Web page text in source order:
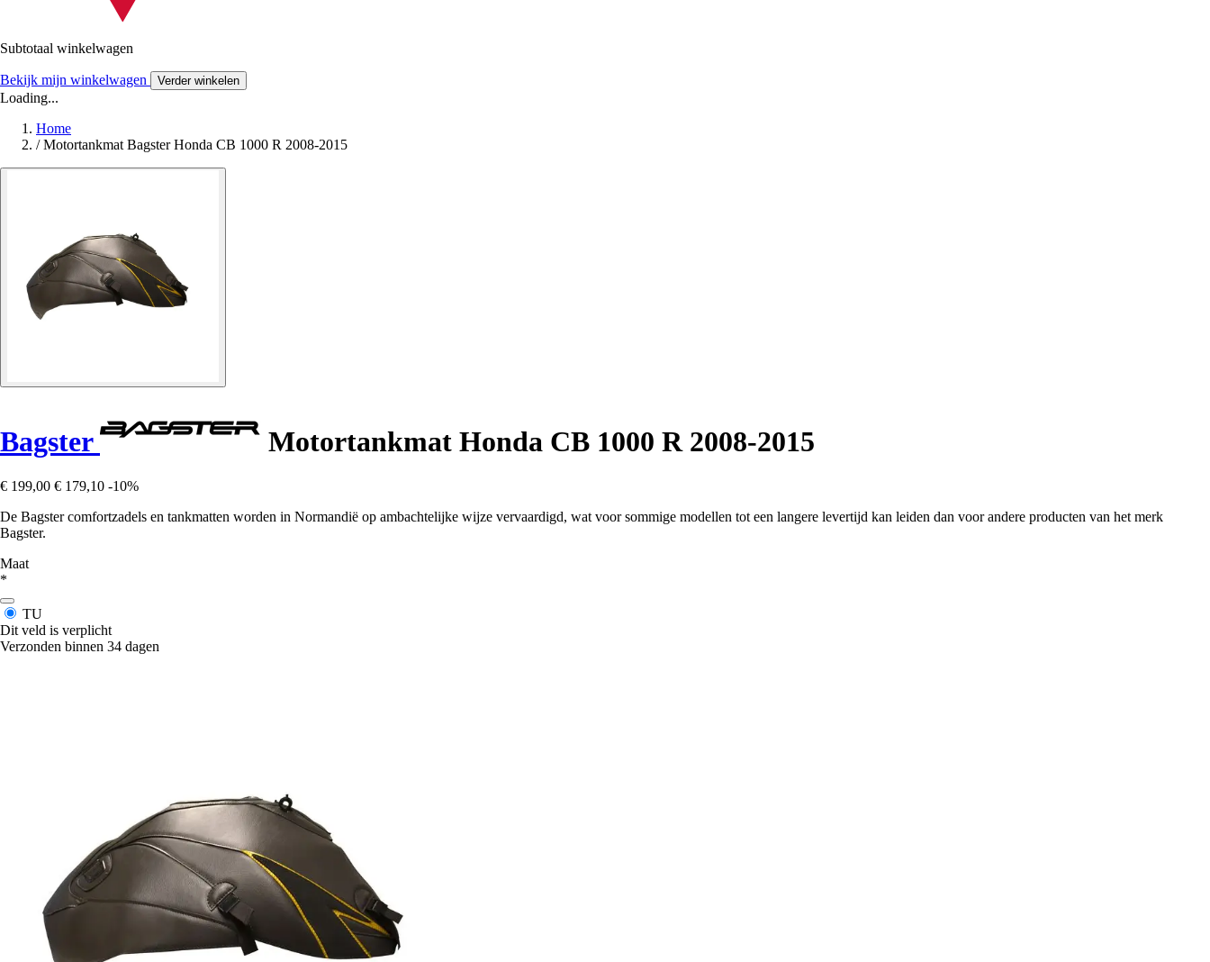
Subtotaal winkelwagen
Bekijk mijn winkelwagen Verder winkelen
Loading...
Home
/ Motortankmat Bagster Honda CB 1000 R 2008-2015
Bagster Motortankmat Honda CB 1000 R 2008-2015
€ 199,00 € 179,10 -10%
De Bagster comfortzadels en tankmatten worden in Normandië op ambachtelijke wijze vervaardigd, wat voor sommige modellen tot een langere levertijd kan leiden dan voor andere producten van het merk
Bagster.
Maat
*
TU
Dit veld is verplicht
Verzonden binnen 34 dagen